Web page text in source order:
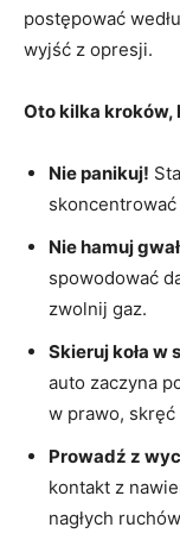
postępować
wyjść ⁢z ‌opresji.
Oto ⁢kilka
Nie panikuj!
Nie hamuj
spowodować‍
zwolnij gaz.
Skieruj ⁤koła w
auto zaczyna
w prawo, skręć
Prowadź z
kontakt z
nagłych